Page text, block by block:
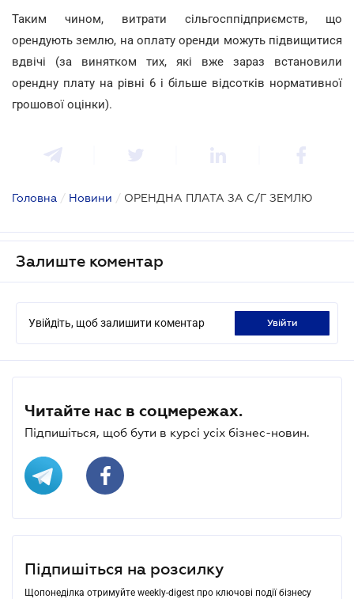
Таким чином, витрати сільгосппідприємств, що
орендують землю, на оплату оренди можуть підвищитися
вдвічі (за винятком тих, які вже зараз встановили
орендну плату на рівні 6 і більше відсотків нормативної
грошової оцінки).
Головна / Новини / ОРЕНДНА ПЛАТА ЗА С/Г ЗЕМЛЮ
Залиште коментар
Увійдіть, щоб залишити коментар увійти
Читайте нас в соцмережах.
Підпишіться, щоб бути в курсі усіх бізнес-новин.
Підпишіться на розсилку
Щопонеділка отримуйте weekly-digest про ключові події бізнесу